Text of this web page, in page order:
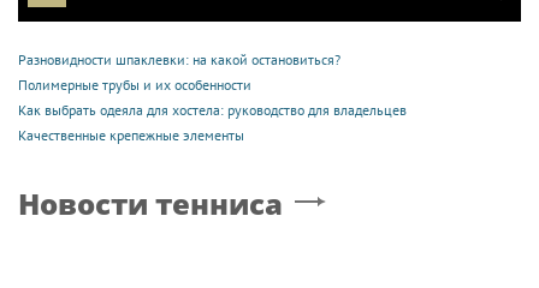
Разновидности шпаклевки: на какой остановиться?
Полимерные трубы и их особенности
Как выбрать одеяла для хостела: руководство для владельцев
Качественные крепежные элементы
Новости тенниса